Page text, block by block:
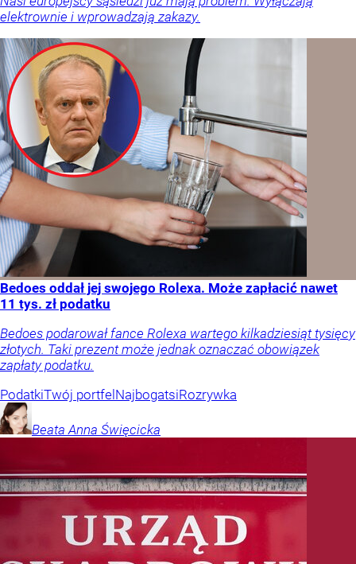
elektrownie i wprowadzają zakazy.
Bedoes oddał jej swojego Rolexa. Może zapłacić nawet
11 tys. zł podatku
Bedoes podarował fance Rolexa wartego kilkadziesiąt tysięcy
złotych. Taki prezent może jednak oznaczać obowiązek
zapłaty podatku.
PodatkiTwój portfelNajbogatsiRozrywka
Beata Anna Święcicka